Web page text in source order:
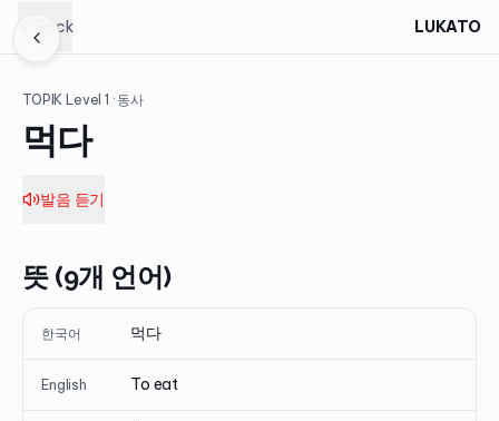
Back LUKATO
TOPIK Level1 · 동사
먹다
발음 듣기
뜻 (9개 언어)
한국어 먹다
English To eat